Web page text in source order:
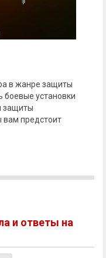
в жанре защиты
установки
защиты
вам предстоит
и ответы на